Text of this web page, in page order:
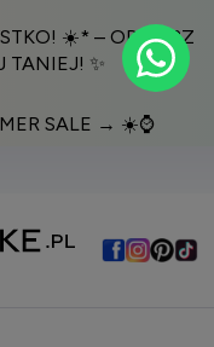
☀️* – ODBIERZ
TANIEJ! ✨
SALE → ☀️⌚️